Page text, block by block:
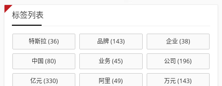
标签列表
特斯拉(36) 品牌(143) 企业(38)
中国 (80) 业务(45) 公司 (196)
亿元(330) 阿里 (49) 万元(143)